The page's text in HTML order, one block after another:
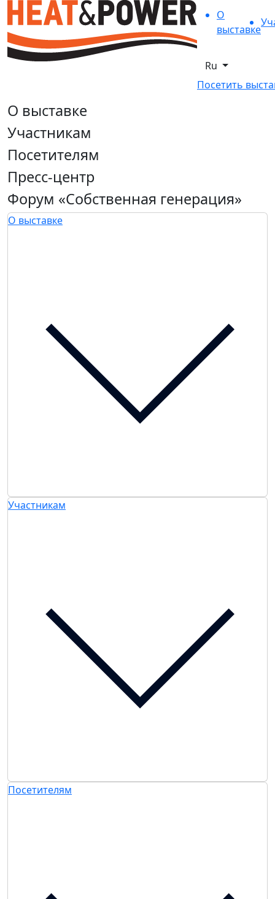
О
выставке
Ru
Посетить
О выставке
Участникам
Посетителям
Пресс-центр
Форум «Собственная генерация»
О выставке
Участникам
Посетителям